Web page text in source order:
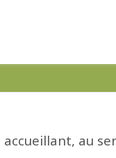
au